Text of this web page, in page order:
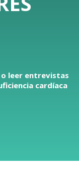
o leer entrevistas
cardíaca